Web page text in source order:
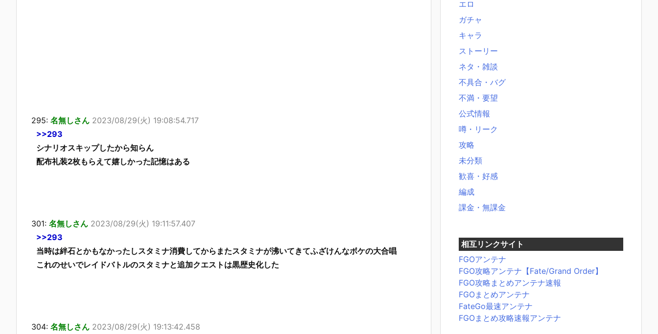
295: 名無しさん 2023/08/29(火) 19:08:54.717
>>293
シナリオスキップしたから知らん
配布礼装2枚もらえて嬉しかった記憶はある
301: 名無しさん 2023/08/29(火) 19:11:57.407
>>293
当時は絆石とかもなかったしスタミナ消費してからまたスタミナが沸いてきてふざけんなボケの大合唱
これのせいでレイドバトルのスタミナと追加クエストは黒歴史化した
304: 名無しさん 2023/08/29(火) 19:13:42.458
エロ
ガチャ
キャラ
ストーリー
ネタ・雑談
不具合・バグ
不満・要望
公式情報
噂・リーク
攻略
未分類
歓喜・好感
編成
課金・無課金
相互リンクサイト
FGOアンテナ
FGO攻略アンテナ【Fate/Grand Order】
FGO攻略まとめアンテナ速報
FGOまとめアンテナ
FateGo最速アンテナ
FGOまとめ攻略速報アンテナ